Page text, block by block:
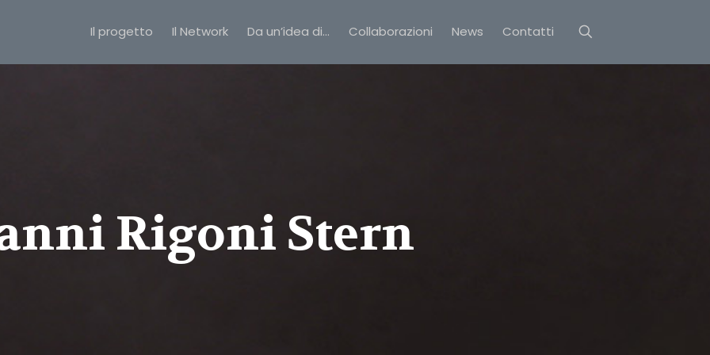
Il progetto Il Network Da un’idea di… Collaborazioni News Contatti
Rigoni Stern